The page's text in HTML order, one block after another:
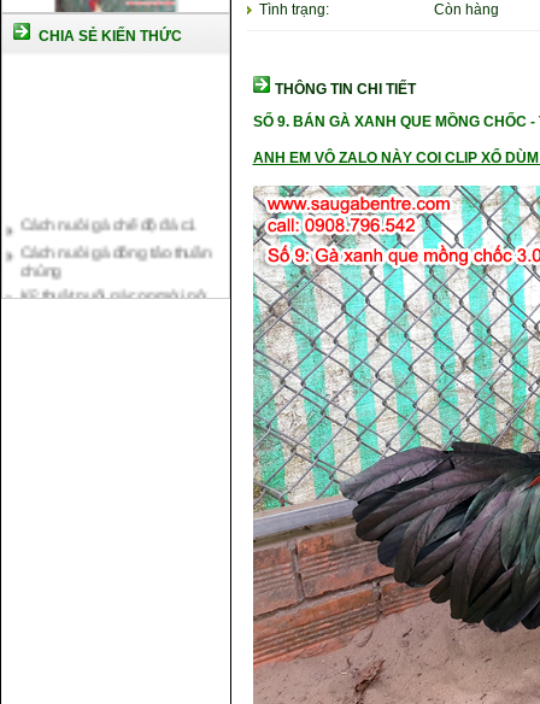
CHIA SẺ KIẾN THỨC
Cách nuôi gà đông tảo thuần
Kỹ thuật nuôi gà con mới nở
Hướng dẫn nuôi gà đá
Tình trạng: Còn hàng
THÔNG TIN CHI TIẾT
SỐ 9.BÁN GÀ XANH QUE MỒNG CHỐC -
ANH EM VÔ ZALO NÀY COI CLIP XỔ